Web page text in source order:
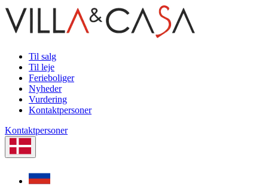
Til salg
Til leje
Ferieboliger
Nyheder
Vurdering
Kontaktpersoner
Kontaktpersoner